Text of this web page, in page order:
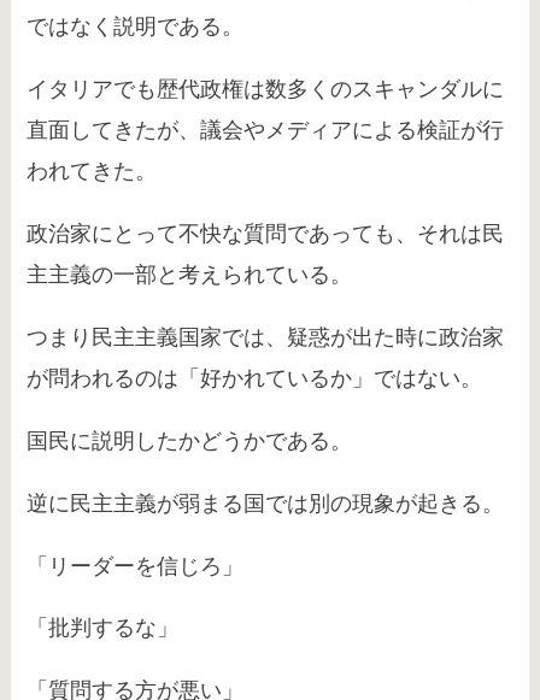
ではなく説明である。
イタリアでも歴代政権は数多くのスキャンダルに
直面してきたが、議会やメディアによる検証が行
われてきた。
政治家にとって不快な質問であっても、それは民
主主義の一部と考えられている。
つまり民主主義国家では、疑惑が出た時に政治家
が問われるのは「好かれているか」ではない。
国民に説明したかどうかである。
逆に民主主義が弱まる国では別の現象が起きる。
「リーダーを信じろ」
「批判するな」
「質問する方が悪い」